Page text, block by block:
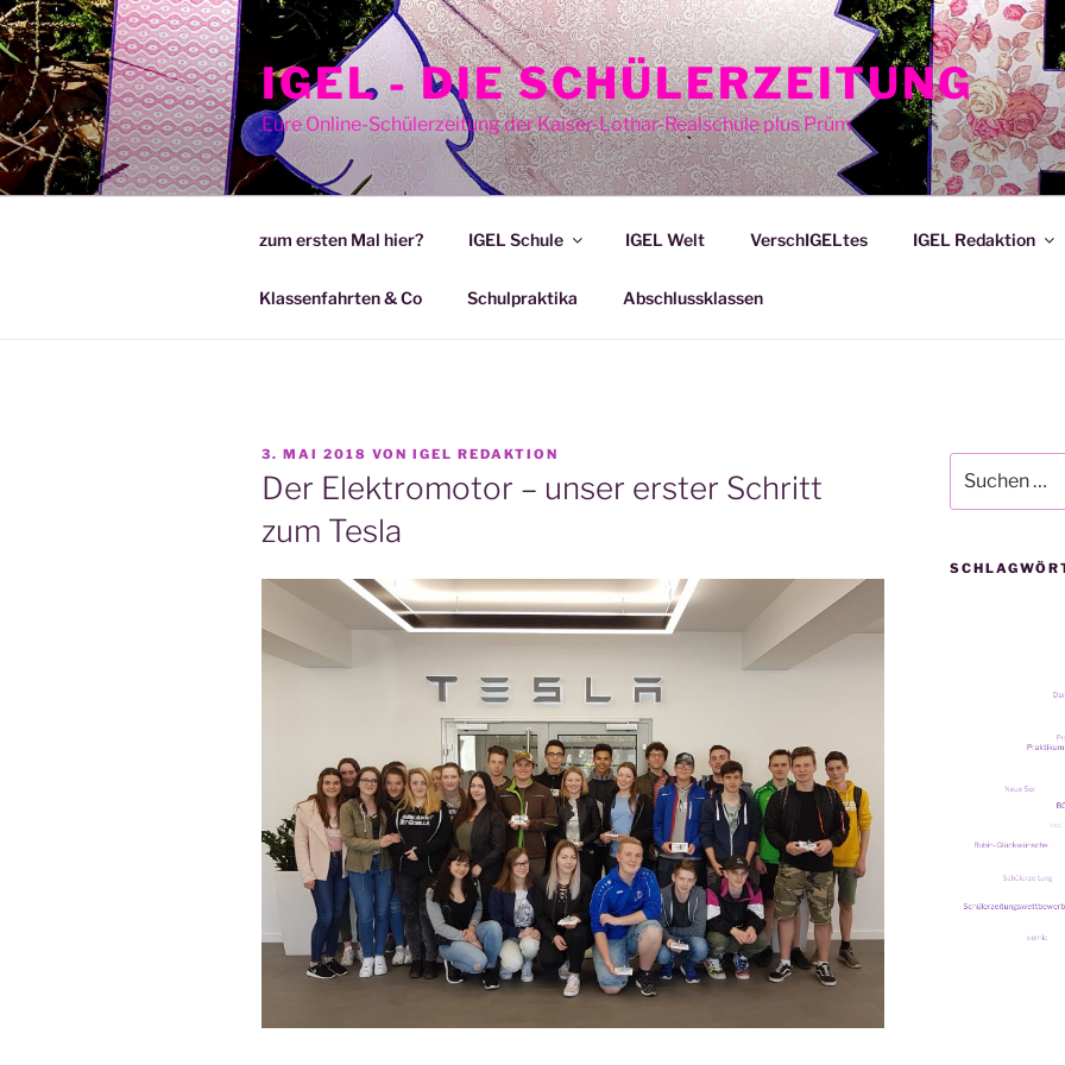
Zum
Inhalt
springen
IGEL - DIE SCHÜLERZEITUNG
Eure Online-Schülerzeitung der Kaiser-Lothar-Realschule plus Prüm
zum ersten Mal hier? IGEL Schule IGEL Welt VerschIGELtes IGEL Redaktion
Klassenfahrten & Co Schulpraktika Abschlussklassen
VERÖFFENTLICHT
AM
3. MAI 2018 VON IGEL REDAKTION
Der Elektromotor – unser erster Schritt
zum Tesla
nach: